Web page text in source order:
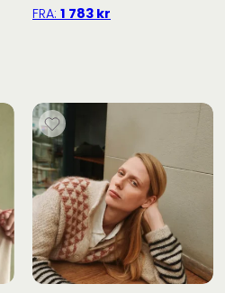
FRA: 1 783 kr